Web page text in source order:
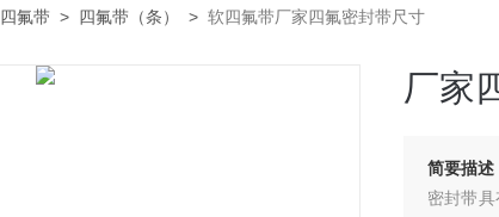
四氟带 > 四氟带（条） > 软四氟带厂家四氟密封带尺寸
厂家
简要描述
密封带